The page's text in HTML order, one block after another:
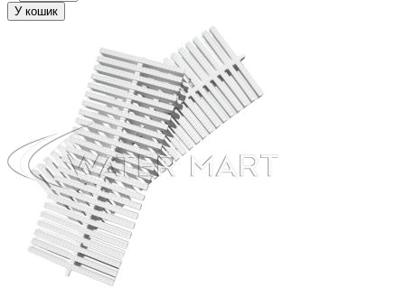
У кошик